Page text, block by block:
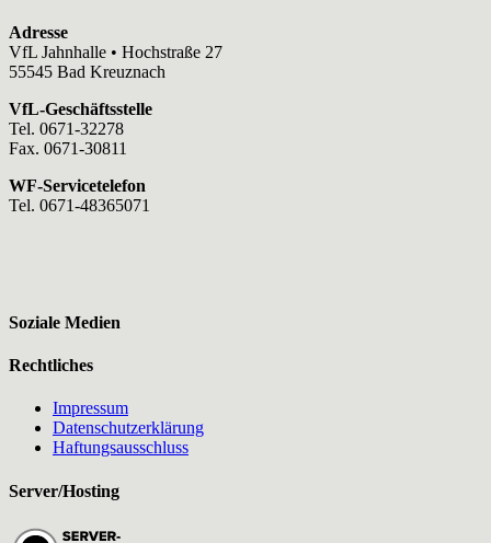
Adresse
VfL Jahnhalle • Hochstraße 27
55545 Bad Kreuznach
VfL-Geschäftsstelle
Tel. 0671-32278
Fax. 0671-30811
WF-Servicetelefon
Tel. 0671-48365071
Soziale Medien
Rechtliches
Impressum
Datenschutzerklärung
Haftungsausschluss
Server/Hosting